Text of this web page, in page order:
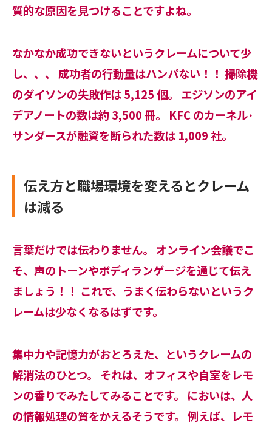
質的な原因を見つけることですよね。
なかなか成功できないというクレームについて少
し、、、 成功者の行動量はハンパない！！ 掃除機
のダイソンの失敗作は 5,125 個。 エジソンのアイ
デアノートの数は約 3,500 冊。 KFC のカーネル･
サンダースが融資を断られた数は 1,009 社。
伝え方と職場環境を変えるとクレーム
は減る
言葉だけでは伝わりません。 オンライン会議でこ
そ、声のトーンやボディランゲージを通じて伝え
ましょう！！ これで、うまく伝わらないというク
レームは少なくなるはずです。
集中力や記憶力がおとろえた、というクレームの
解消法のひとつ。 それは、オフィスや自室をレモ
ンの香りでみたしてみることです。 においは、人
の情報処理の質をかえるそうです。 例えば、レモ